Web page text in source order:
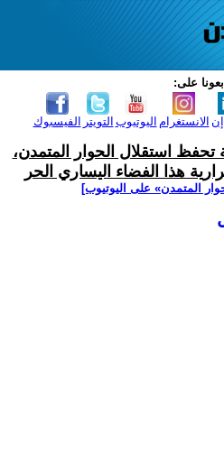
على:
الفيسبوك التويتر اليوتيوب الانستغرام
تحفظ استقلال الحوار المتمدن،
هذا الفضاء اليساري الحر
المتمدن» على اليوتيوب]